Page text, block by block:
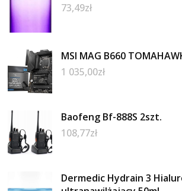
73,49zł
MSI MAG B660
1 035,00zł
Baofeng Bf-888S 2szt.
108,77zł
Dermedic Hydrain 3